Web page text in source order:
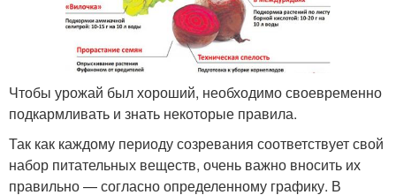
Чтобы урожай был хороший, необходимо своевременно
подкармливать и знать некоторые правила.
Так как каждому периоду созревания соответствует свой
набор питательных веществ, очень важно вносить их
правильно — согласно определенному графику. В